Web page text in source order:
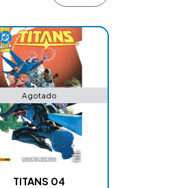
Agotado
TITANS 04